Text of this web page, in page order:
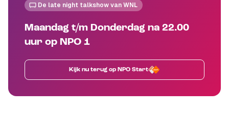
De late night talkshow van WNL
Maandag t/m Donderdag na 22.00
uur op NPO 1
Kijk nu terug op NPO Start